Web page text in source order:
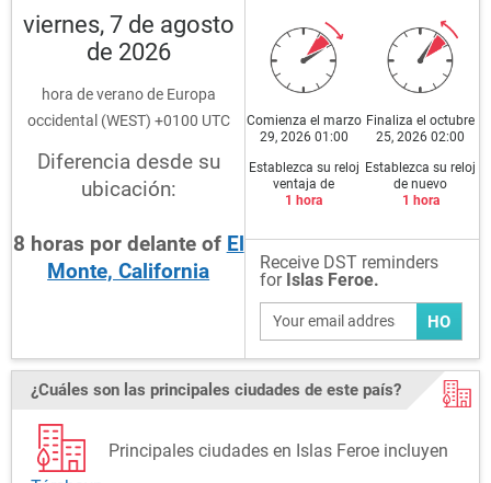
viernes, 7 de agosto
de 2026
hora de verano de Europa
occidental (WEST) +0100 UTC
Diferencia desde su
ubicación:
8 horas por delante of El
Monte, California
Comienza el marzo
29, 2026 01:00
Establezca su reloj
ventaja de
1 hora
Finaliza el octubre
25, 2026 02:00
Establezca su reloj
de nuevo
1 hora
Receive DST reminders
for Islas Feroe.
HO
¿Cuáles son las principales ciudades de este país?
Principales ciudades en Islas Feroe incluyen